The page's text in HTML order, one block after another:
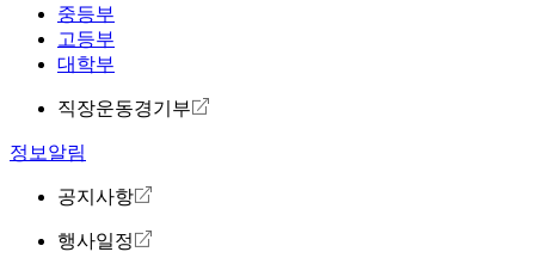
중등부
고등부
대학부
직장운동경기부
정보알림
공지사항
행사일정